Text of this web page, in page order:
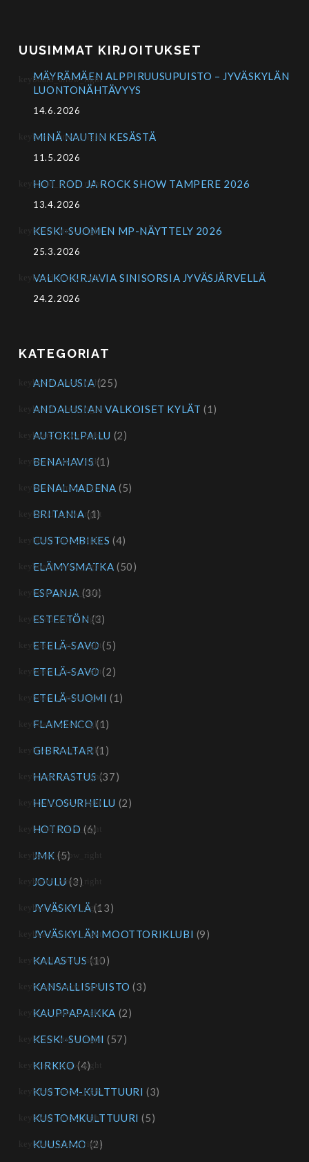
UUSIMMAT KIRJOITUKSET
MÄYRÄMÄEN ALPPIRUUSUPUISTO – JYVÄSKYLÄN
LUONTONÄHTÄVYYS
14.6.2026
MINÄ NAUTIN KESÄSTÄ
11.5.2026
HOT ROD JA ROCK SHOW TAMPERE 2026
13.4.2026
KESKI-SUOMEN MP-NÄYTTELY 2026
25.3.2026
VALKOKIRJAVIA SINISORSIA JYVÄSJÄRVELLÄ
24.2.2026
KATEGORIAT
ANDALUSIA (25)
ANDALUSIAN VALKOISET KYLÄT (1)
AUTOKILPAILU (2)
BENAHAVIS (1)
BENALMADENA (5)
BRITANIA (1)
CUSTOMBIKES (4)
ELÄMYSMATKA (50)
ESPANJA (30)
ESTEETÖN (3)
ETELÄ-SAVO (5)
ETELÄ-SAVO (2)
ETELÄ-SUOMI (1)
FLAMENCO (1)
GIBRALTAR (1)
HARRASTUS (37)
HEVOSURHEILU (2)
HOTROD (6)
JMK (5)
JOULU (3)
JYVÄSKYLÄ(13)
JYVÄSKYLÄN MOOTTORIKLUBI (9)
KALASTUS (10)
KANSALLISPUISTO (3)
KAUPPAPAIKKA (2)
KESKI-SUOMI (57)
KIRKKO (4)
KUSTOM-KULTTUURI (3)
KUSTOMKULTTUURI (5)
KUUSAMO (2)